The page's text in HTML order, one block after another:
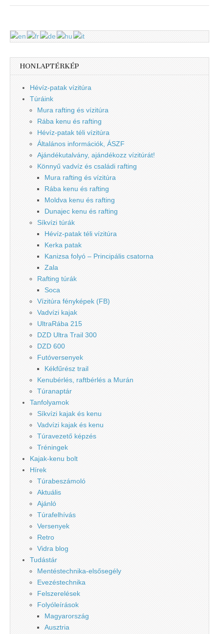
HONLAPTÉRKÉP
Hévíz-patak vízitúra
Túráink
Mura rafting és vízitúra
Rába kenu és rafting
Hévíz-patak téli vízitúra
Általános információk, ÁSZF
Ajándékutalvány, ajándékozz vízitúrát!
Könnyű vadvíz és családi rafting
Mura rafting és vízitúra
Rába kenu és rafting
Moldva kenu és rafting
Dunajec kenu és rafting
Síkvízi túrák
Hévíz-patak téli vízitúra
Kerka patak
Kanizsa folyó – Principális csatorna
Zala
Rafting túrák
Soca
Vízitúra fényképek (FB)
Vadvízi kajak
UltraRába 215
DZD Ultra Trail 300
DZD 600
Futóversenyek
Kékfűrész trail
Kenubérlés, raftbérlés a Murán
Túranaptár
Tanfolyamok
Síkvízi kajak és kenu
Vadvízi kajak és kenu
Túravezető képzés
Tréningek
Kajak-kenu bolt
Hírek
Túrabeszámoló
Aktuális
Ajánló
Túrafelhívás
Versenyek
Retro
Vidra blog
Tudástár
Mentéstechnika-elsősegély
Evezéstechnika
Felszerelések
Folyóleírások
Magyarország
Ausztria